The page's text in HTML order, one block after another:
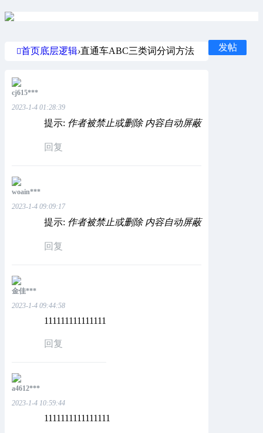
发帖
首页底层逻辑›直通车ABC三类词分词方法
cj615***
2023-1-4 01:28:39
提示: 作者被禁止或删除 内容自动屏蔽
回复
woain***
2023-1-4 09:09:17
提示: 作者被禁止或删除 内容自动屏蔽
回复
金佳***
2023-1-4 09:44:58
111111111111111
回复
a4612***
2023-1-4 10:59:44
1111111111111111